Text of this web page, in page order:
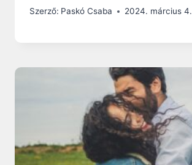
Szerző: Paskó Csaba 2024. március 4.